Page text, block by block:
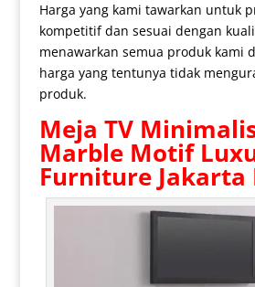
Harga yang kami tawarkan untuk
kompetitif dan sesuai dengan
menawarkan semua produk kami
harga yang tentunya tidak
produk.
Meja TV
Marble Motif
Furniture Jakarta